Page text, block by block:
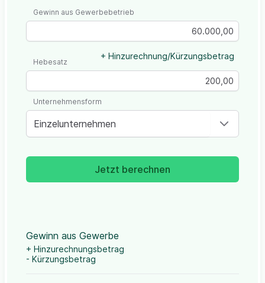
Gewinn aus Gewerbebetrieb
+ Hinzurechnung/Kürzungsbetrag
Hebesatz
Einzelunternehmen
Unternehmensform
Jetzt berechnen
Gewinn aus Gewerbe
+ Hinzurechnungsbetrag
- Kürzungsbetrag